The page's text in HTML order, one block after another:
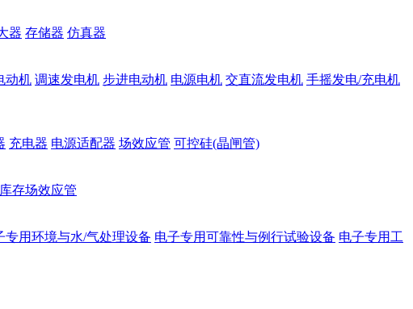
器 存储器 仿真器
动机 调速发电机 步进电动机 电源电机 交直流发电机 手摇发电/充电机
充电器 电源适配器 场效应管 可控硅(晶闸管)
库存场效应管
专用环境与水/气处理设备 电子专用可靠性与例行试验设备 电子专用工